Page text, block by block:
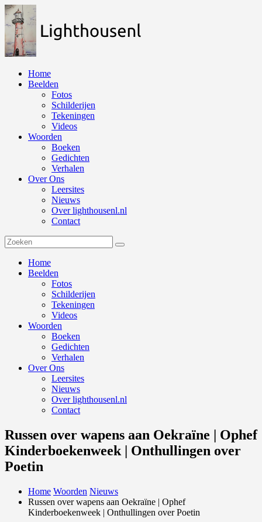
Naar
de
inhoud
springen
Home
Beelden
Fotos
Schilderijen
Tekeningen
Videos
Woorden
Boeken
Gedichten
Verhalen
Over Ons
Leersites
Nieuws
Over lighthousenl.nl
Contact
Home
Beelden
Fotos
Schilderijen
Tekeningen
Videos
Woorden
Boeken
Gedichten
Verhalen
Over Ons
Leersites
Nieuws
Over lighthousenl.nl
Contact
Russen over wapens aan Oekraïne | Ophef
Kinderboekenweek | Onthullingen over
Poetin
Home Woorden Nieuws
Russen over wapens aan Oekraïne | Ophef
Kinderboekenweek | Onthullingen over Poetin